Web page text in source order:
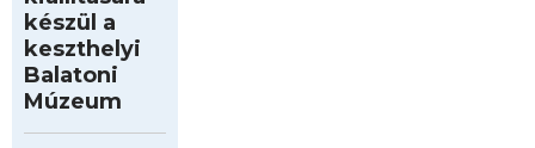
készül a
keszthelyi
Balatoni
Múzeum